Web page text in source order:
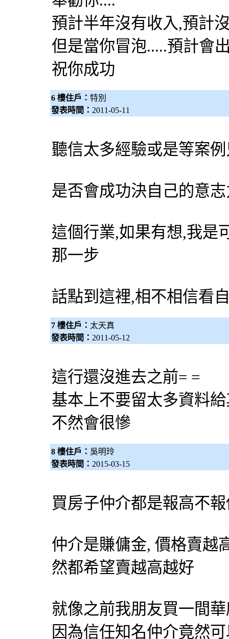
預計半年沒有收入,預計
但是當你冒泡.....預計會
祝你成功
6 樓住戶： 特別
發表時間： 2011-05-11
聽信太多經驗或是等案
是否會成功決自己的意
這個行業,如果有想,我是
那一步
話點到這裡,相不相信看
7 樓住戶： 太天真
發表時間： 2011-05-12
這行還沒進去之前= =
基本上不要留太多資料
不然會很慘
8 樓住戶： 吳明玲
發表時間： 2015-03-15
買房子仲介都是報高不
仲介是賺傭金, 價格賣越
然都希望賣越高越好
就像之前我朋友買一間
因為信任知名仲介竟然